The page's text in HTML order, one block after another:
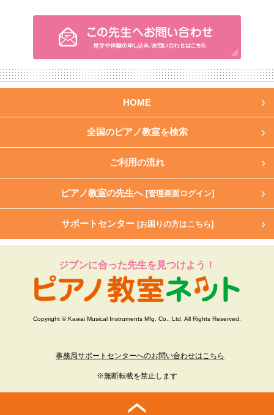
HOME
全国のピアノ教室を検索
ご利用の流れ
ピアノ教室の先生へ [管理画面ログイン]
サポートセンター [お困りの方はこちら]
ジブンに合った先生を見つけよう！
Copyright © Kawai Musical Instruments Mfg. Co., Ltd. All Rights Reserved.
事務局サポートセンターへのお問い合わせはこちら
※無断転載を禁止します